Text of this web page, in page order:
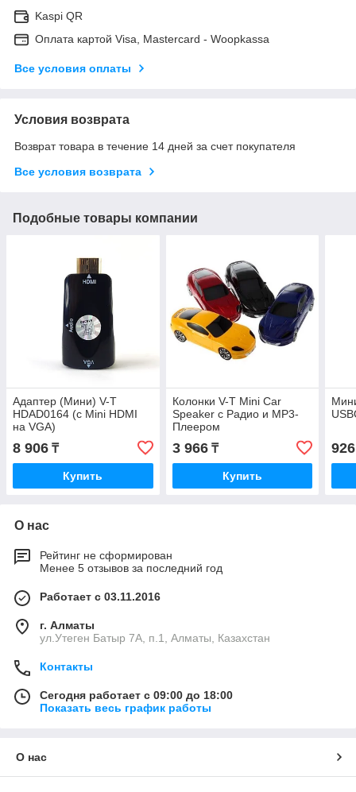
Kaspi QR
Оплата картой Visa, Mastercard - Woopkassa
Все условия оплаты
Условия возврата
Возврат товара в течение 14 дней за счет покупателя
Все условия возврата
Подобные товары компании
Адаптер (Мини) V-T
HDAD0164 (с Mini HDMI
на VGA)
8 906 ₸
Купить
Колонки V-T Mini Car
Speaker с Радио и MP3-
Плеером
3 966₸
Купить
926
О нас
Рейтинг не сформирован
Менее 5 отзывов за последний год
Работает с 03.11.2016
г. Алматы
ул.Утеген Батыр 7А, п.1, Алматы, Казахстан
Контакты
Сегодня работает с 09:00 до 18:00
Показать весь график работы
О нас